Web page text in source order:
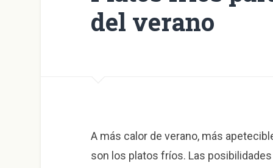
del verano
A más calor de verano, más
son los platos fríos. Las posibilidades